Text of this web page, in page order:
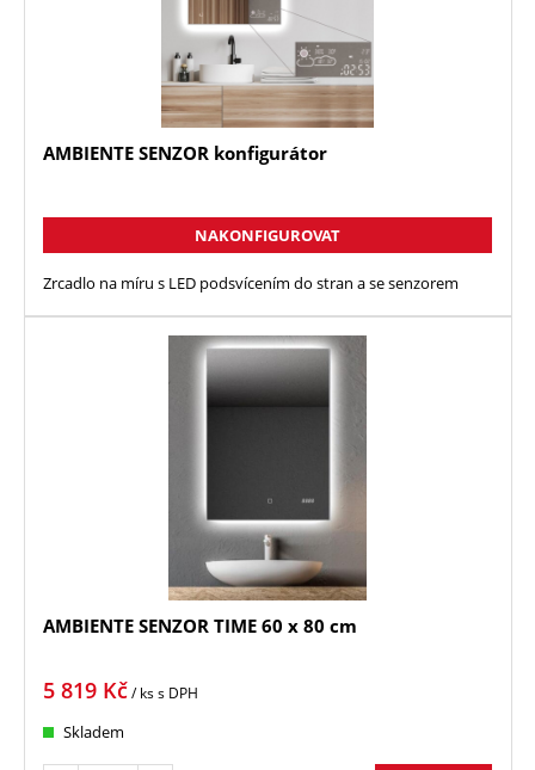
AMBIENTE SENZOR konfigurátor
NAKONFIGUROVAT
Zrcadlo na míru s LED podsvícením do stran a se senzorem
AMBIENTE SENZOR TIME 60 x 80 cm
5 819 Kč/ kss DPH
Skladem